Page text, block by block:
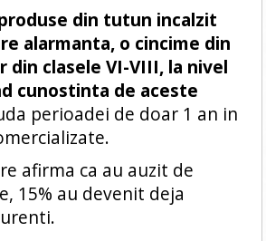
din tutun incalzit
alarmanta, o cincime din
clasele VI-VIII, la nivel
cunostinta de aceste
perioadei de doar 1 an in
afirma ca au auzit de
15% au devenit deja